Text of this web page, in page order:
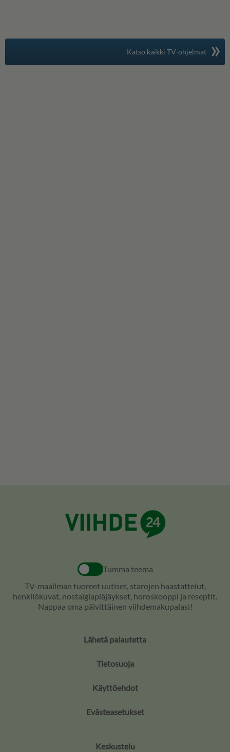
Katso kaikki TV-ohjelmat »
Tumma teema
TV-maailman tuoreet uutiset, starojen haastattelut,
henkilökuvat, nostalgiapläjäykset, horoskooppi ja reseptit.
Nappaa oma päivittäinen viihdemakupalasi!
Lähetä palautetta
Tietosuoja
Käyttöehdot
Evästeasetukset
Keskustelu